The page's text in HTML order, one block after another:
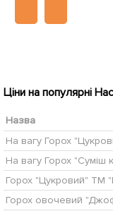
Ціни на популярні
Назва
Горох "Цукровий" ТМ